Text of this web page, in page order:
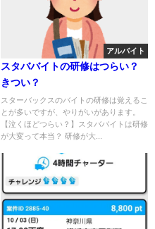
アルバイト
スタババイトの研修はつらい？
きつい？
スターバックスのバイトの研修は覚えるこ
とが多いですが、やりがいがあります。
【泣くほどつらい？】スタババイトは研修
が大変って本当？ 研修が大...